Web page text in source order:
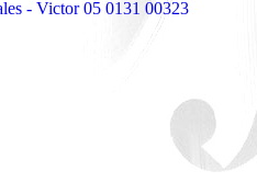
- Victor 05 0131 00323